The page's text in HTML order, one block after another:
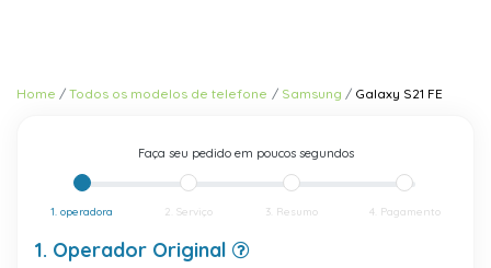
Home Todos os modelos de telefone Samsung Galaxy S21 FE
Faça seu pedido em poucos segundos
1. operadora 2. Serviço 3. Resumo 4. Pagamento
1. Operador Original